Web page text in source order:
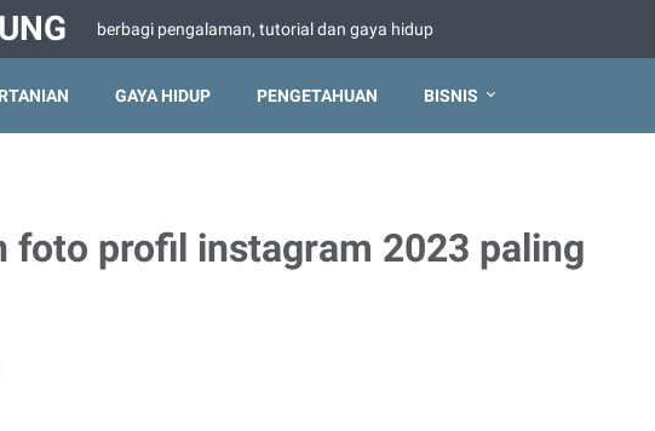
berbagi pengalaman, tutorial dan gaya hidup
GAYA HIDUP PENGETAHUAN BISNIS
foto profil instagram 2023 paling